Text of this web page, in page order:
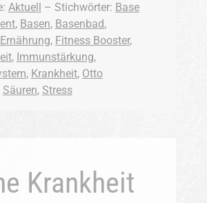
Aktuell – Stichwörter: Base
, Basen, Basenbad,
Ernährung, Fitness Booster,
, Immunstärkung,
, Krankheit, Otto
Säuren, Stress
Krankheit